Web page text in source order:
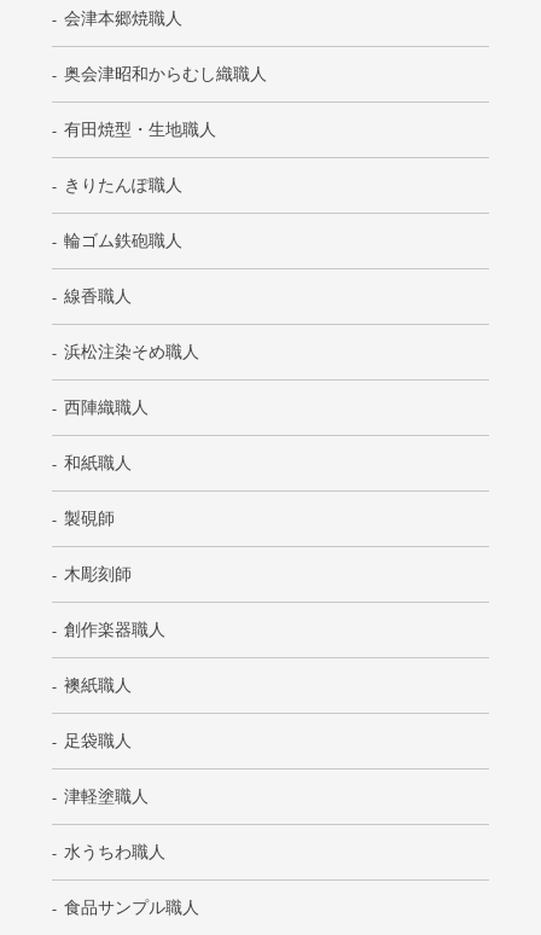
会津本郷焼職人
奥会津昭和からむし織職人
有田焼型・生地職人
きりたんぽ職人
輪ゴム鉄砲職人
線香職人
浜松注染そめ職人
西陣織職人
和紙職人
製硯師
木彫刻師
創作楽器職人
襖紙職人
足袋職人
津軽塗職人
水うちわ職人
食品サンプル職人